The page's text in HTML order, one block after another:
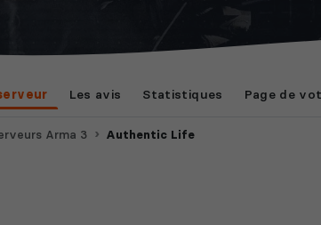
Les avis Statistiques Page de
Arma 3 Authentic Life